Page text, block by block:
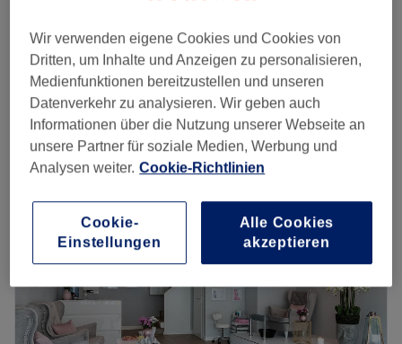
Wimpern färben (während einer
Gesichtsbehandlung)
5 Min.
ab 8,55 €
Spare bis zu 5%
Schnellansicht Saloninfos
Montag
Geschlossen
Dienstag
Mittwoch
11:00–19:00
Donnerstag
10:00–18:00
Freitag
11:00–19:00
Samstag
10:00–14:00
Sonntag
Geschlossen
Ghazaleh Motae, ehemalige Dozentin der HBK
Wir verwenden eigene Cookies und Cookies von
Dritten, um Inhalte und Anzeigen zu personalisieren,
Medienfunktionen bereitzustellen und unseren
Datenverkehr zu analysieren. Wir geben auch
Informationen über die Nutzung unserer Webseite an
unsere Partner für soziale Medien, Werbung und
Analysen weiter. Cookie-Richtlinien
Cookie-
Einstellungen
Alle Cookies
akzeptieren